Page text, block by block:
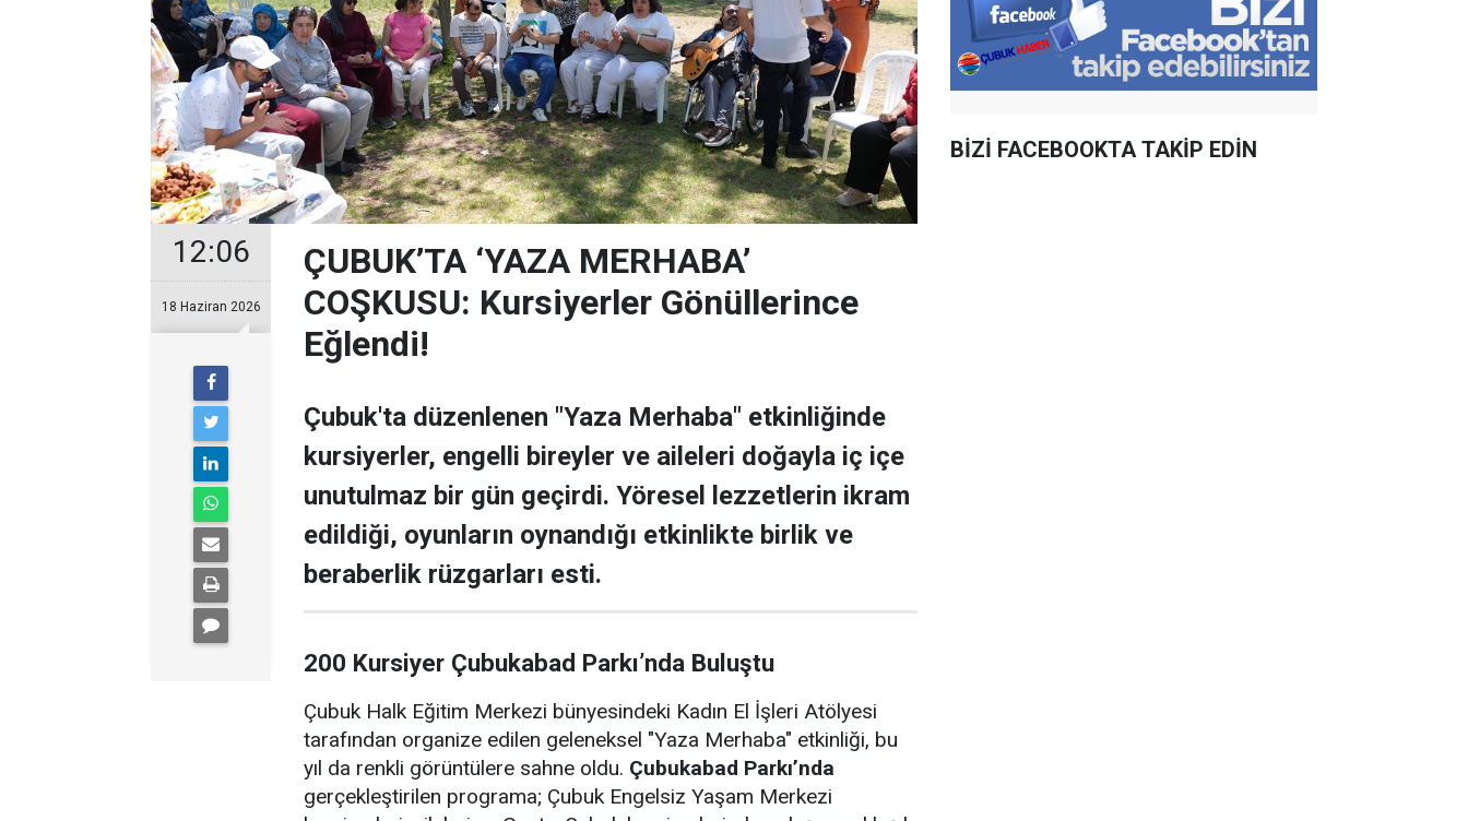
12:06
18 Haziran 2026
ÇUBUK’TA ‘YAZA MERHABA’
COŞKUSU: Kursiyerler Gönüllerince
Eğlendi!
Çubuk'ta düzenlenen "Yaza Merhaba" etkinliğinde
kursiyerler, engelli bireyler ve aileleri doğayla iç içe
unutulmaz bir gün geçirdi. Yöresel lezzetlerin ikram
edildiği, oyunların oynandığı etkinlikte birlik ve
beraberlik rüzgarları esti.
200 Kursiyer Çubukabad Parkı’nda Buluştu
Çubuk Halk Eğitim Merkezi bünyesindeki Kadın El İşleri Atölyesi
tarafından organize edilen geleneksel "Yaza Merhaba" etkinliği, bu
yıl da renkli görüntülere sahne oldu. Çubukabad Parkı’nda
gerçekleştirilen programa; Çubuk Engelsiz Yaşam Merkezi
BİZİ FACEBOOKTA TAKİP EDİN